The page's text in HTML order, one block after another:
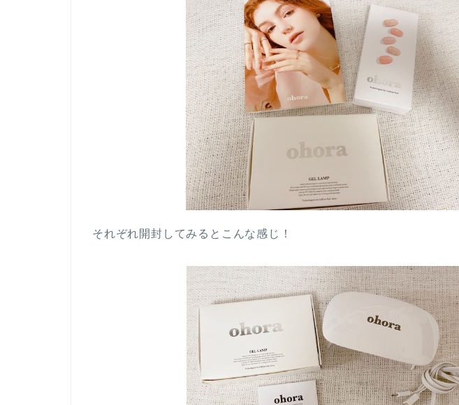
それぞれ開封してみるとこんな感じ！